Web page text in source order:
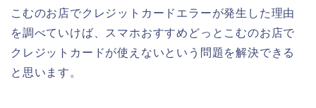
こむのお店でクレジットカードエラーが発生した理由
を調べていけば、スマホおすすめどっとこむのお店で
クレジットカードが使えないという問題を解決できる
と思います。